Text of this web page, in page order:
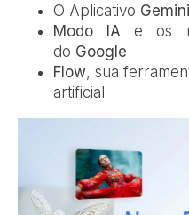
O Aplicativo Gemini
Modo IA e os
do Google
Flow, sua
artificial